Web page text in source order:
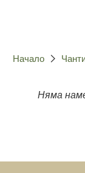
Начало
Няма